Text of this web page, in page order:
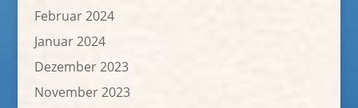
Februar 2024
Januar 2024
Dezember 2023
November 2023